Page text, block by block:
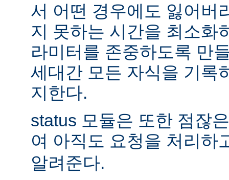
서 어떤 경우에도 잃어버
지 못하는 시간을 최소화
라미터를 존중하도록 만
세대간 모든 자식을 기록
지한다.
status 모듈은 또한 점잖
여 아직도 요청을 처리하
알려준다.